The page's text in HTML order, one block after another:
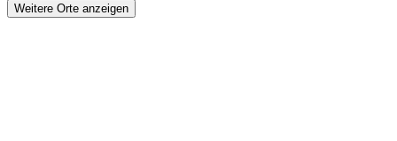
Weitere Orte anzeigen